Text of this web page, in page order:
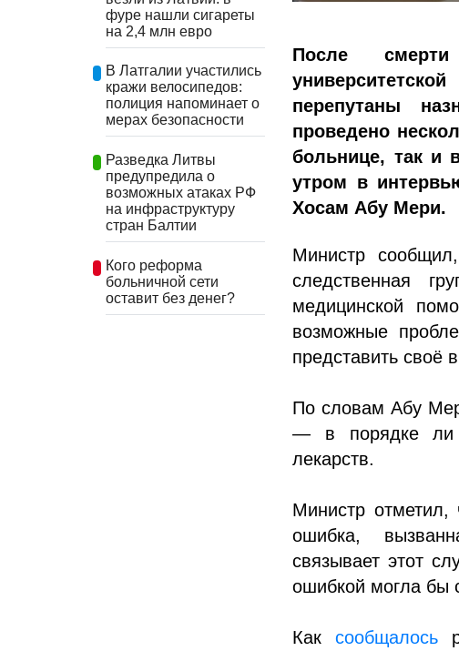
фуре нашли сигареты
на 2,4 млн евро
В Латгалии участились
кражи велосипедов:
полиция напоминает о
мерах безопасности
Разведка Литвы
предупредила о
возможных атаках РФ
на инфраструктуру
стран Балтии
Кого реформа
больничной сети
оставит без денег?
После
перепутаны
проведено
больнице, так и
утром в
Хосам Абу Мери.
Министр
следственная
медицинской
возможные
представить своё
По словам Абу
— в порядке ли
лекарств.
Министр отметил,
ошибка,
связывает этот
ошибкой могла бы
Каксообщалось